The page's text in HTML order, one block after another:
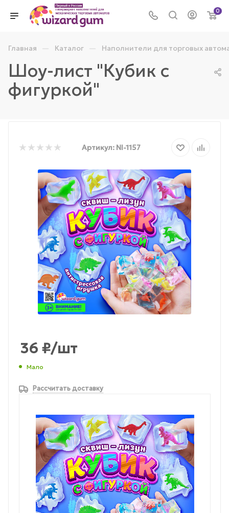
0
Главная — Каталог — Наполнители для торговых
Шоу-лист "Кубик с
фигуркой"
Артикул: NI-1157
36 ₽/шт
Мало
Рассчитать доставку